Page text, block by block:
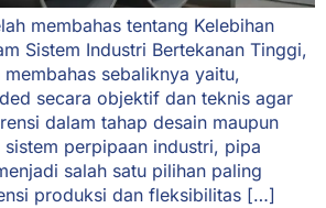
membahas tentang Kelebihan
Sistem Industri Bertekanan Tinggi,
sebaliknya yaitu,
secara objektif dan teknis agar
dalam tahap desain maupun
perpipaan industri, pipa
salah satu pilihan paling
produksi dan fleksibilitas […]